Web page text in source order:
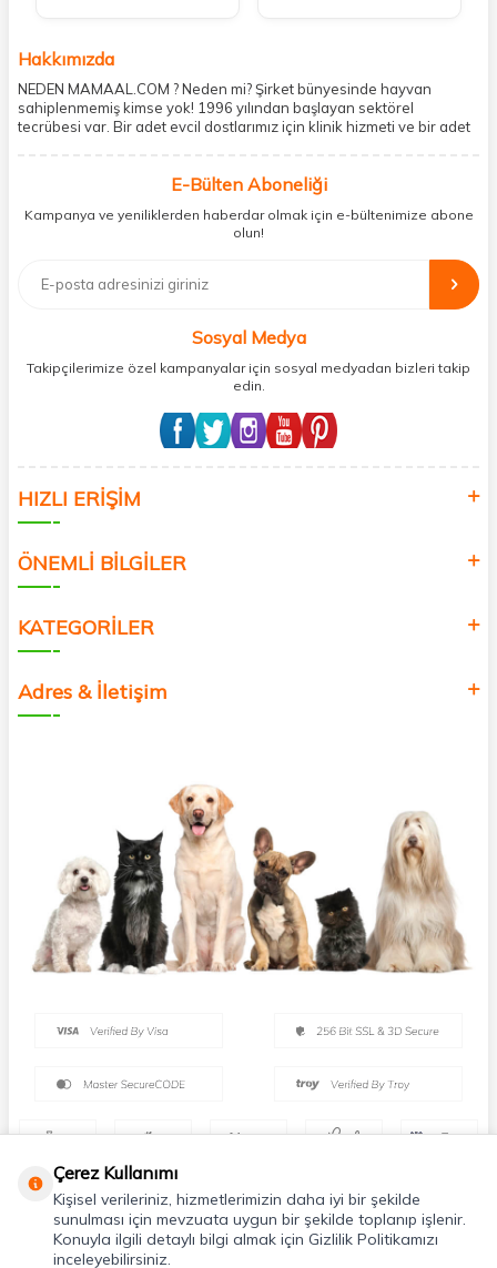
Hakkımızda
NEDEN MAMAAL.COM ? Neden mi? Şirket bünyesinde hayvan
sahiplenmemiş kimse yok! 1996 yılından başlayan sektörel
tecrübesi var. Bir adet evcil dostlarımız için klinik hizmeti ve bir adet
mobil şubesi ile tüketicilerine en hızlı ve güvenilir teslimatı garanti
müşterilerini ödeme hususunda imkan sağlamıştır. Sosyal
sorumluluğu kesinlikle es geçmeyerek, mamaal.com üzerinden satışı
yapılan her ürün için sokak hayvanlarına aylık ve düzenli olarak
bağış işlemi gerçekleştirmektedir.
E-Bülten Aboneliği
Kampanya ve yeniliklerden haberdar olmak için e-bültenimize abone
olun!
Sosyal Medya
Takipçilerimize özel kampanyalar için sosyal medyadan bizleri takip
edin.
HIZLI ERİŞİM
ÖNEMLİ BİLGİLER
KATEGORİLER
Adres & İletişim
Çerez Kullanımı
Kişisel verileriniz, hizmetlerimizin daha iyi bir şekilde
sunulması için mevzuata uygun bir şekilde toplanıp işlenir.
Konuyla ilgili detaylı bilgi almak için Gizlilik Politikamızı
inceleyebilirsiniz.